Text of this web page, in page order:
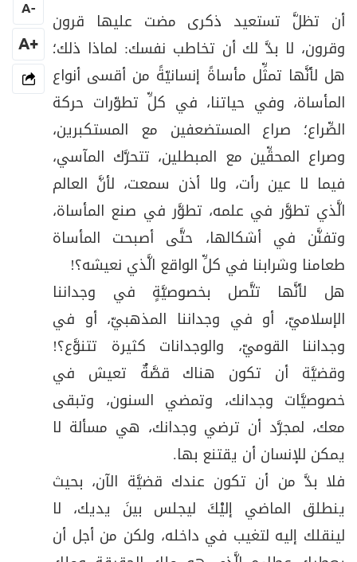
أن تظلَّ تستعيد ذكرى مضت عليها قرون
وقرون، لا بدَّ لك أن تخاطب نفسك: لماذا ذلك؛
هل لأنَّها تمثِّل مأساةً إنسانيّةً من أقسى أنواع
المأساة، وفي حياتنا، في كلِّ تطوّرات حركة
الصِّراع؛ صراع المستضعفين مع المستكبرين،
وصراع المحقِّين مع المبطلين، تتحرَّك المآسي،
فيما لا عين رأت، ولا أذن سمعت، لأنَّ العالم
الَّذي تطوَّر في علمه، تطوَّر في صنع المأساة،
وتفنَّن في أشكالها، حتَّى أصبحت المأساة
طعامنا وشرابنا في كلِّ الواقع الَّذي نعيشه؟!
هل لأنَّها تتَّصل بخصوصيَّةٍ في وجداننا
الإسلاميّ، أو في وجداننا المذهبيّ، أو في
وجداننا القوميّ، والوجدانات كثيرة تتنوَّع؟!
وقضيَّة أن تكون هناك قصَّةٌ تعيش في
خصوصيَّات وجدانك، وتمضي السنون، وتبقى
معك، لمجرَّد أن ترضي وجدانك، هي مسألة لا
يمكن للإنسان أن يقتنع بها.
فلا بدَّ من أن تكون عندك قضيَّة الآن، بحيث
ينطلق الماضي إليْكَ ليجلس بينَ يديك، لا
لينقلك إليه لتغيب في داخله، ولكن من أجل أن
-
A
+A